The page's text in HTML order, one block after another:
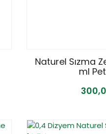
Naturel Sızma
ml